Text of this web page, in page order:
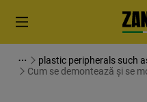
plastic peripherals such
Cum se demontează și se